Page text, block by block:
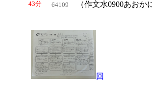
43分 64109 （作文水0900あおか
回